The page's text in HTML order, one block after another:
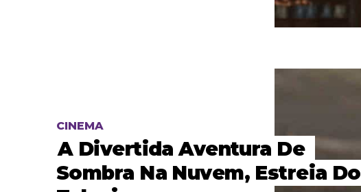
CINEMA
A Divertida Aventura De
Sombra Na Nuvem, Estreia Do